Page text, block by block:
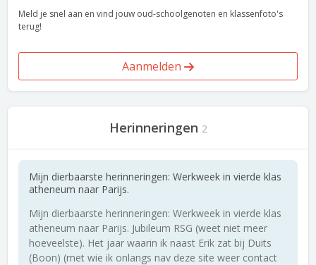
Meld je snel aan en vind jouw oud-schoolgenoten en klassenfoto's
terug!
Aanmelden
Herinneringen 2
Mijn dierbaarste herinneringen: Werkweek in vierde klas
atheneum naar Parijs.
Mijn dierbaarste herinneringen: Werkweek in vierde klas
atheneum naar Parijs. Jubileum RSG (weet niet meer
hoeveelste). Het jaar waarin ik naast Erik zat bij Duits
(Boon) (met wie ik onlangs nav deze site weer contact